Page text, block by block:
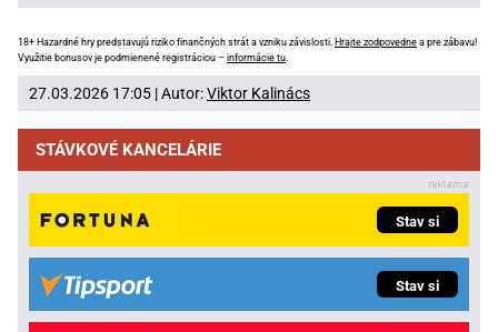
18+ Hazardné hry predstavujú riziko finančných strát a vzniku závislosti. Hrajte zodpovedne a pre zábavu!
Využitie bonusov je podmienené registráciou – informácie tu
27.03.2026 17:05 | Autor:Viktor Kalinács
STÁVKOVÉ KANCELÁRIE
Stav si
Stav si